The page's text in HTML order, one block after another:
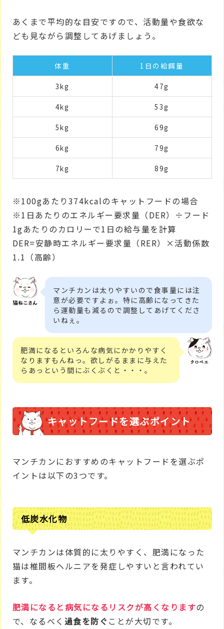
あくまで平均的な目安ですので、活動量や食欲な
ども見ながら調整してあげましょう。
体重 1日の給餌量
3kg 47g
4kg 53g
5kg 69g
6kg 79g
7kg 89g
※100gあたり374kcalのキャットフードの場合
※1日あたりのエネルギー要求量（DER）÷フード
1gあたりのカロリーで1日の給与量を計算
DER=安静時エネルギー要求量（RER）×活動係数
1.1（高齢）
マンチカンは太りやすいので食事量には注
意が必要ですよぉ。特に高齢になってきた
ら運動量も減るので調整してあげてくださ
いねぇ。
肥満になるといろんな病気にかかりやすく
なりますもんねっ。欲しがるままに与えた
らあっという間にぶくぶくと・・・。
キャットフードを選ぶポイント
マンチカンにおすすめのキャットフードを選ぶポ
イントは以下の3つです。
低炭水化物
マンチカンは体質的に太りやすく、肥満になった
猫は椎間板ヘルニアを発症しやすいと言われてい
ます。
肥満になると病気になるリスクが高くなりますの
で、なるべく 過食を防ぐ ことが大切です。